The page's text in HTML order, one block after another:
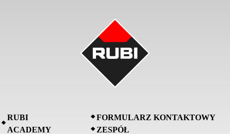
RUBI
ACADEMY
FORMULARZ KONTAKTOWY
ZESPÓŁ